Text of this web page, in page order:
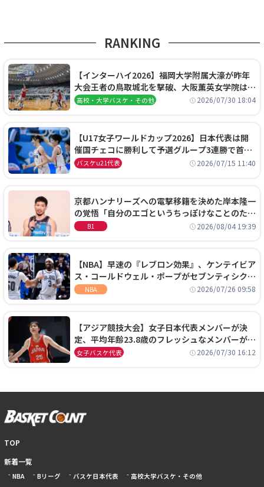
RANKING
【インターハイ2026】福岡大学附属大濠が昨年
大会王者の鳥取城北を撃破、大阪薫英女学院は岐
阜女子に完勝、大会3日目試合結果
高校・大学バスケ・その他 2026/07/30 18:04
【U17女子ワールドカップ2026】日本代表は開
催国チェコに勝利して予選グループ3連勝で首位
通過！準々決勝の相手はエジプトに決定
バスケu21代表 2026/07/15 11:40
京都ハンナリーズへの電撃移籍を決めた岸本隆一
の覚悟「自分のエゴというちっぽけなことのため
に、京都に来たわけではない」
B1 2026/08/04 19:39
【NBA】早速の『レブロン効果』、ケンテイビア
ス・コールドウェル・ポープがセブンティシクサ
ーズに1年契約で加入
NBA 2026/07/26 09:58
【アジア競技大会】女子日本代表メンバーが決
定、平均年齢23.8歳のフレッシュなメンバーが日
本開催の大舞台で頂点を狙う
女子バスケ代表 2026/07/30 16:12
TOP
新着一覧
NBA Bリーグ バスケ日本代表 高校大学バスケ・その他